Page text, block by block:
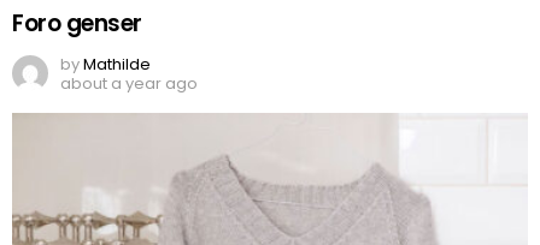
Foro genser
byMathilde
about a year ago